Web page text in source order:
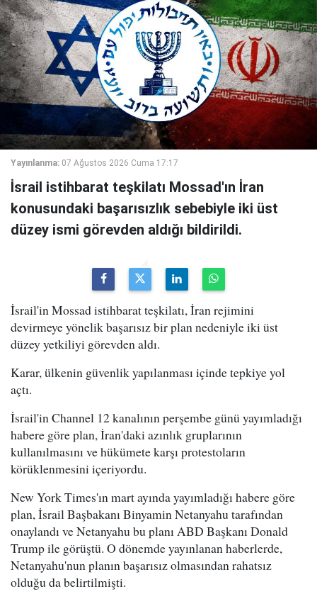
Yayınlanma: 07 Ağustos 2026 Cuma 17:17
İsrail istihbarat teşkilatı Mossad'ın İran
konusundaki başarısızlık sebebiyle iki üst
düzey ismi görevden aldığı bildirildi.
İsrail'in Mossad istihbarat teşkilatı, İran rejimini
devirmeye yönelik başarısız bir plan nedeniyle iki üst
düzey yetkiliyi görevden aldı.
Karar, ülkenin güvenlik yapılanması içinde tepkiye yol
açtı.
İsrail'in Channel 12 kanalının perşembe günü yayımladığı
habere göre plan, İran'daki azınlık gruplarının
kullanılmasını ve hükümete karşı protestoların
körüklenmesini içeriyordu.
New York Times'ın mart ayında yayımladığı habere göre
plan, İsrail Başbakanı Binyamin Netanyahu tarafından
onaylandı ve Netanyahu bu planı ABD Başkanı Donald
Trump ile görüştü. O dönemde yayınlanan haberlerde,
Netanyahu'nun planın başarısız olmasından rahatsız
olduğu da belirtilmişti.